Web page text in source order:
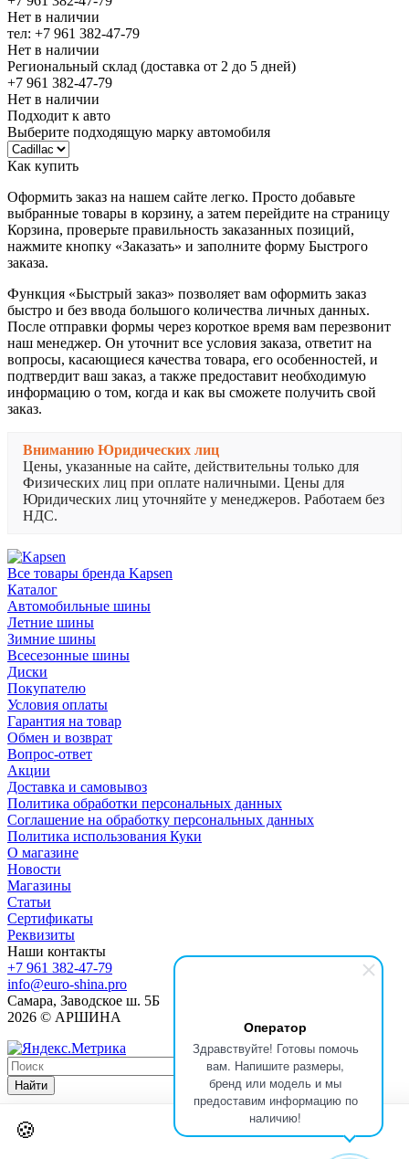
Оператор
Здравствуйте! Готовы помочь
вам. Напишите размеры,
бренд или модель и мы
предоставим информацию по
наличию!
Нет в наличии
тел: +7 961 382-47-79
Нет в наличии
Региональный склад (доставка от 2 до 5 дней)
+7 961 382-47-79
Нет в наличии
Подходит к авто
Выберите подходящую марку автомобиля
Как купить
Оформить заказ на нашем сайте легко. Просто добавьте
выбранные товары в корзину, а затем перейдите на страницу
Корзина, проверьте правильность заказанных позиций,
нажмите кнопку «Заказать» и заполните форму Быстрого
заказа.
Функция «Быстрый заказ» позволяет вам оформить заказ
быстро и без ввода большого количества личных данных.
После отправки формы через короткое время вам перезвонит
наш менеджер. Он уточнит все условия заказа, ответит на
вопросы, касающиеся качества товара, его особенностей, и
подтвердит ваш заказ, а также предоставит необходимую
информацию о том, когда и как вы сможете получить свой
заказ.
Вниманию Юридических лиц
Цены, указанные на сайте, действительны только для
Физических лиц при оплате наличными. Цены для
Юридических лиц уточняйте у менеджеров. Работаем без
НДС.
Все товары бренда Kapsen
Каталог
Автомобильные шины
Летние шины
Зимние шины
Всесезонные шины
Диски
Покупателю
Условия оплаты
Гарантия на товар
Обмен и возврат
Вопрос-ответ
Акции
Доставка и самовывоз
Политика обработки персональных данных
Соглашение на обработку персональных данных
Политика использования Куки
О магазине
Новости
Магазины
Статьи
Сертификаты
Реквизиты
Наши контакты
+7 961 382-47-79
info@euro-shina.pro
Самара, Заводское ш. 5Б
2026 © АРШИНА
Найти
🍪